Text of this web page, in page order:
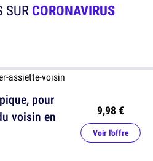
SURCORONAVIRUS
pour
voisin en
9,98 €
Voir l'offre